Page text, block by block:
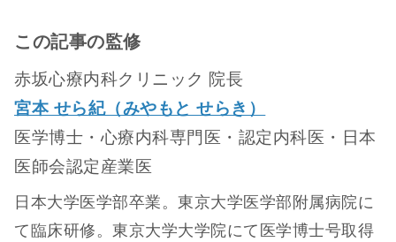
この記事の監修
赤坂心療内科クリニック 院長
宮本 せら紀（みやもと せらき）
医学博士・心療内科専門医・認定内科医・日本
医師会認定産業医
日本大学医学部卒業。東京大学医学部附属病院に
て臨床研修。東京大学大学院にて医学博士号取得